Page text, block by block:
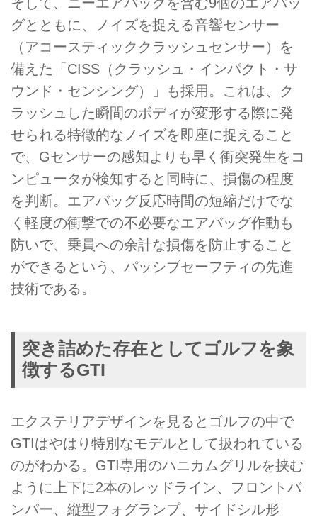
グとともに、ノイズを捉える音響センサー
（アコースティッククラッシュセンサー）を
備えた「CISS（クラッシュ・インパクト・サ
ウンド・センシング）」も採用。これは、ク
ラッシュした瞬間のボディが変形する際に発
せられる特徴的なノイズを即座に捉えること
で、Gセンサーの感知よりも早く衝突発生をコ
ンピュータが検知すると同時に、損傷の程度
を判断。エアバッグ反応時間の短縮だけでな
く軽度の衝撃での不必要なエアバッグ作動も
防いで、乗員への余計な損傷を防止すること
ができるという、パッシブセーフティの先進
技術である。
突き詰めた存在としてゴルフを象
徴するGTI
エクステリアデザインを見るとゴルフの中で
GTIはやはり特別なモデルとして扱われている
のがわかる。GTI専用のハニカムグリルを挟む
ように上下に2本のレッドライン、フロントバ
ンパー、縦型フォグランプ、サイドシル形